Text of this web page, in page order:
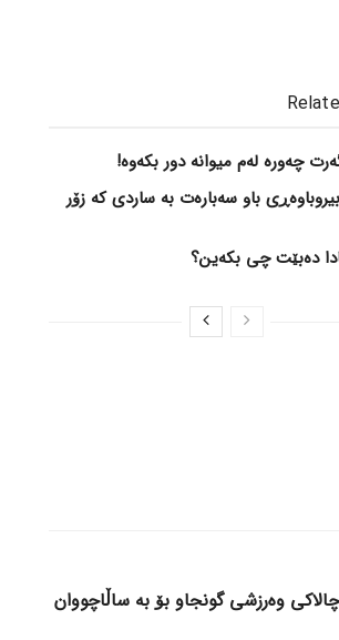
چەورە لەم میوانە دور بکەوە!
باو سەبارەت بە ساردی کە زۆر
دەبێت چی بکەین؟
وەرزشی گونجاو بۆ به ساڵاچووان